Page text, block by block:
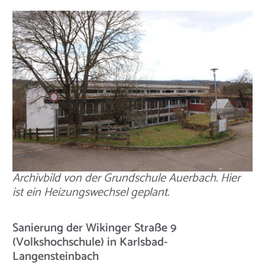
Archivbild von der Grundschule Auerbach. Hier
ist ein Heizungswechsel geplant.
Sanierung der Wikinger Straße 9
(Volkshochschule) in Karlsbad-
Langensteinbach